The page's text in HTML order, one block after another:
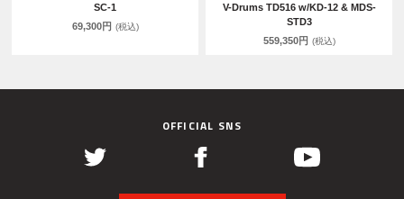
SC-1
69,300円 (税込)
V-Drums TD516 w/KD-12 & MDS-
STD3
559,350円 (税込)
OFFICIAL SNS